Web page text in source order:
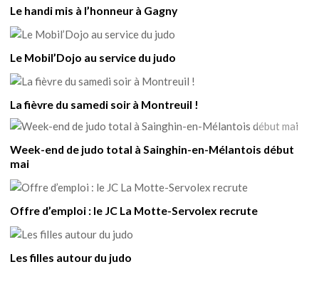
Le handi mis à l’honneur à Gagny
Le Mobil’Dojo au service du judo
La fièvre du samedi soir à Montreuil !
Week-end de judo total à Sainghin-en-Mélantois début
mai
Offre d’emploi : le JC La Motte-Servolex recrute
Les filles autour du judo